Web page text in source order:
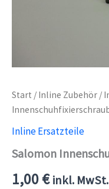
Start / Inline Zubehör /
Inline Ersatzteile
Salomon
1,00€ inkl. MwSt.